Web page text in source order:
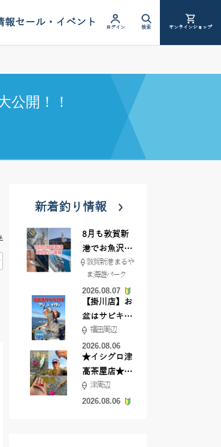
報セール・イベント ログイン 検索 オンラインショップ
公開！！
新着釣り情報
8月も敦賀新
港でお魚沢山
♪ イシグロ彦
根店
敦賀新港 まるや
ま海遊パーク
2026.08.07
【掛川店】お
盆はサビキ釣
りいきません
か?
福田周辺
2026.08.06
★イシグロ津
高茶屋店★津
近郊ハゼ釣れ
てます！
津周辺
2026.08.06